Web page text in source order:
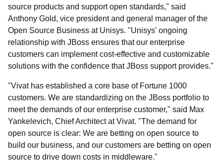
source products and support open standards," said
Anthony Gold, vice president and general manager of the
Open Source Business at Unisys. "Unisys' ongoing
relationship with JBoss ensures that our enterprise
customers can implement cost-effective and customizable
solutions with the confidence that JBoss support provides."
"Vivat has established a core base of Fortune 1000
customers. We are standardizing on the JBoss portfolio to
meet the demands of our enterprise customer," said Max
Yankelevich, Chief Architect at Vivat. "The demand for
open source is clear: We are betting on open source to
build our business, and our customers are betting on open
source to drive down costs in middleware."